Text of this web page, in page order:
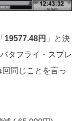
19577.48円 」と決
タフライ・スプレ
同じことを言っ